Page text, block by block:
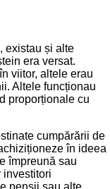
existau și alte
era versat.
viitor, altele erau
Altele funcționau
proporționale cu
cumpărării de
în ideea
împreună sau
investitori